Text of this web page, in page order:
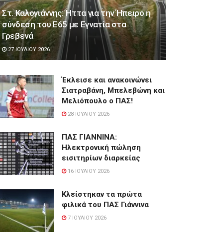
Στ. Καλογιάννης: Ήττα για την Ήπειρο η
σύνδεση του Ε65 με Εγνατία στα
Γρεβενά
27 ΙΟΥΛΊΟΥ 2026
Έκλεισε και ανακοινώνει
Σιατραβάνη, Μπελεβώνη και
Μελιόπουλο ο ΠΑΣ!
28 ΙΟΥΛΊΟΥ 2026
ΠΑΣ ΓΙΑΝΝΙΝΑ:
Hλεκτρονική πώληση
εισιτηρίων διαρκείας
16 ΙΟΥΛΊΟΥ 2026
Κλείστηκαν τα πρώτα
φιλικά του ΠΑΣ Γιάννινα
7 ΙΟΥΛΊΟΥ 2026